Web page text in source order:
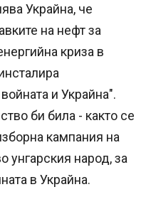
Украйна, че
на нефт за
криза в
и Украйна".
би била - както се
кампания на
унгарския народ, за
в Украйна.